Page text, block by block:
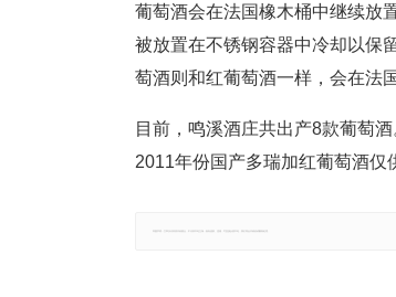
葡萄酒会在法国橡木桶中继续放
被放置在不锈钢容器中冷却以保
萄酒则和红葡萄酒一样，会在法
目前，鸣溪酒庄共出产8款葡萄
2011年份国产多瑞加红葡萄酒仅